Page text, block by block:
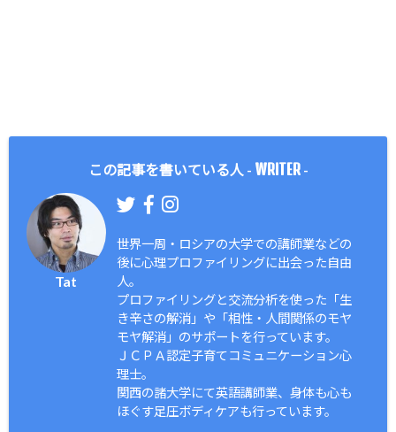
この記事を書いている人 - WRITER-
Tat
世界一周・ロシアの大学での講師業などの
後に心理プロファイリングに出会った自由
人。
プロファイリングと交流分析を使った「生
き辛さの解消」や「相性・人間関係のモヤ
モヤ解消」のサポートを行っています。
ＪＣＰＡ認定子育てコミュニケーション心
理士。
関西の諸大学にて英語講師業、身体も心も
ほぐす足圧ボディケアも行っています。